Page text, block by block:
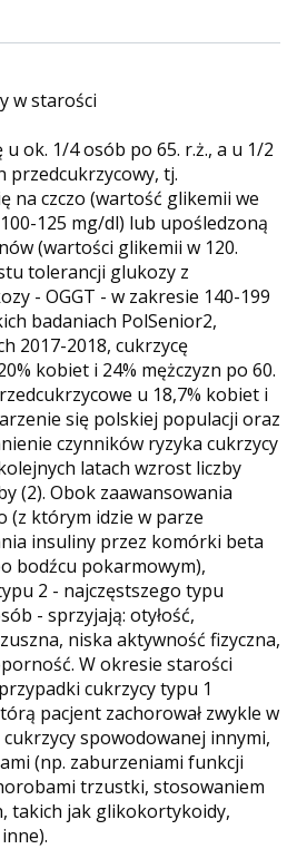
w starości
ok. 1/4 osób po 65. r.ż., a u 1/2
przedcukrzycowy, tj.
na czczo (wartość glikemii we
125 mg/dl) lub upośledzoną
(wartości glikemii w 120.
tolerancji glukozy z
- OGGT - w zakresie 140-199
badaniach PolSenior2,
2017-2018, cukrzycę
kobiet i 24% mężczyzn po 60.
u 18,7% kobiet i
się polskiej populacji oraz
czynników ryzyka cukrzycy
latach wzrost liczby
(2). Obok zaawansowania
(z którym idzie w parze
insuliny przez komórki beta
bodźcu pokarmowym),
2 - najczęstszego typu
- sprzyjają: otyłość,
niska aktywność fizyczna,
W okresie starości
cukrzycy typu 1
pacjent zachorował zwykle w
cukrzycy spowodowanej innymi,
(np. zaburzeniami funkcji
trzustki, stosowaniem
takich jak glikokortykoidy,